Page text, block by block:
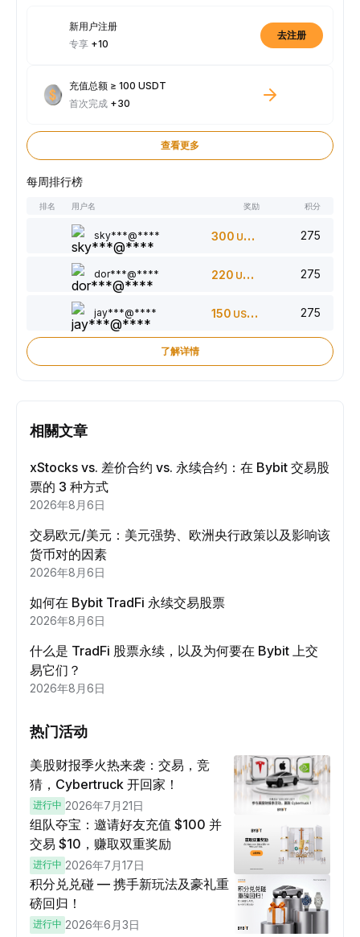
新用户注册
专享 +10
去注册
充值总额 ≥ 100 USDT
首次完成 +30
查看更多
每周排行榜
排名 用户名 奖励 积分
sky***@**** 300 USDT 275
dor***@**** 220 USDT 275
jay***@**** 150 USDT 275
了解详情
相關文章
xStocks vs. 差价合约 vs. 永续合约：在 Bybit 交易股
票的 3 种方式
2026年8月6日
交易欧元/美元：美元强势、欧洲央行政策以及影响该
货币对的因素
2026年8月6日
如何在 Bybit TradFi 永续交易股票
2026年8月6日
什么是 TradFi 股票永续，以及为何要在 Bybit 上交
易它们？
2026年8月6日
热门活动
美股财报季火热来袭：交易，竞
猜，Cybertruck 开回家！
进行中 2026年7月21日
组队夺宝：邀请好友充值 $100 并
交易 $10，赚取双重奖励
进行中 2026年7月17日
积分兑兑碰 — 携手新玩法及豪礼重
磅回归！
进行中 2026年6月3日